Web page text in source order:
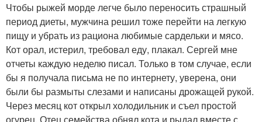
Чтобы рыжей морде легче было переносить страшный
период диеты, мужчина решил тоже перейти на легкую
пищу и убрать из рациона любимые сардельки и мясо.
Кот орал, истерил, требовал еду, плакал. Сергей мне
отчеты каждую неделю писал. Только в том случае, если
бы я получала письма не по интернету, уверена, они
были бы размыты слезами и написаны дрожащей рукой.
Через месяц кот открыл холодильник и съел простой